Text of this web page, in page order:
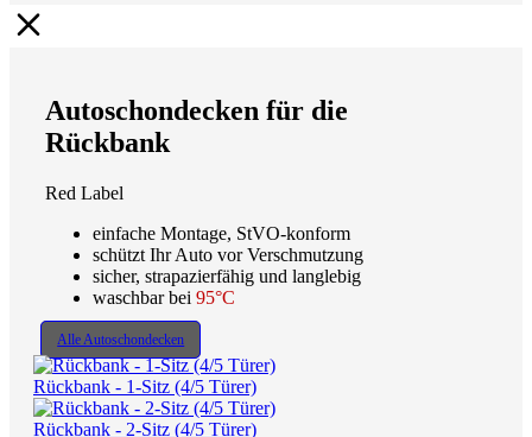
Autoschondecken für die
Rückbank
Red Label
einfache Montage, StVO-konform
schützt Ihr Auto vor Verschmutzung
sicher, strapazierfähig und langlebig
waschbar bei 95°C
Alle Autoschondecken
Rückbank - 1-Sitz (4/5 Türer)
Rückbank - 2-Sitz (4/5 Türer)